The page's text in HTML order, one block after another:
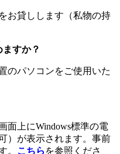
お貸しします（私物の持
すか？
のパソコンをご使用いた
面上にWindows標準の電
）が表示されます。事前
。 こちら を参照くださ